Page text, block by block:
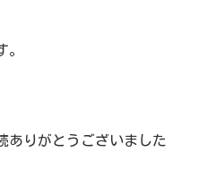
。
ありがとうございました